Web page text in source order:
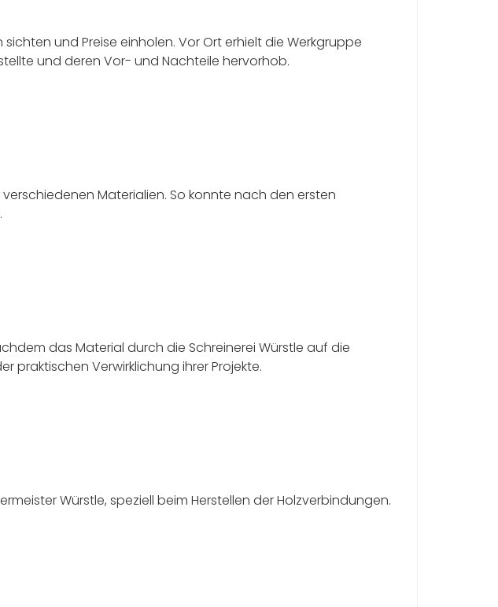
und Preise einholen. Vor Ort erhielt die Werkgruppe
und deren Vor- und Nachteile hervorhob.
Materialien. So konnte nach den ersten
das Material durch die Schreinerei Würstle auf die
Verwirklichung ihrer Projekte.
Würstle, speziell beim Herstellen der Holzverbindungen.